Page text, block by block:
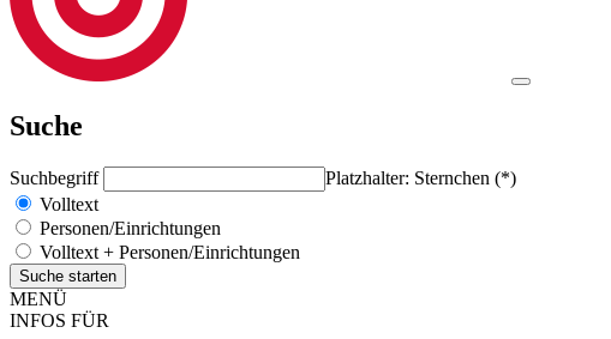
Suche
Suchbegriff
Platzhalter: Sternchen (*)
Volltext
Personen/Einrichtungen
Volltext + Personen/Einrichtungen
MENÜ
INFOS FÜR